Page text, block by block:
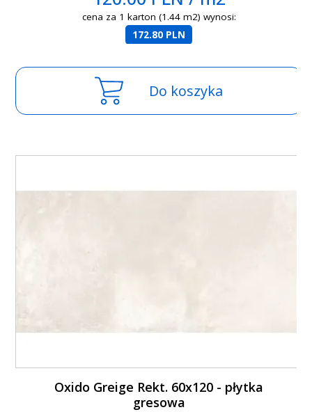
cena za 1 karton (1.44 m2) wynosi:
172.80 PLN
Do koszyka
Oxido Greige Rekt. 60x120 - płytka
gresowa